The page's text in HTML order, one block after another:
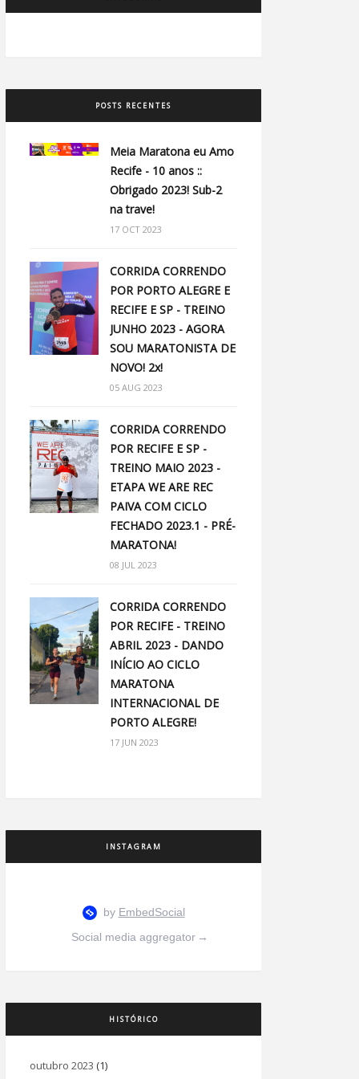
POSTS RECENTES
Meia Maratona eu Amo
Recife - 10 anos ::
Obrigado 2023! Sub-2
na trave!
17 OCT 2023
CORRIDA CORRENDO
POR PORTO ALEGRE E
RECIFE E SP - TREINO
JUNHO 2023 - AGORA
SOU MARATONISTA DE
NOVO! 2x!
05 AUG 2023
CORRIDA CORRENDO
POR RECIFE E SP -
TREINO MAIO 2023 -
ETAPA WE ARE REC
PAIVA COM CICLO
FECHADO 2023.1 - PRÉ-
MARATONA!
08 JUL 2023
CORRIDA CORRENDO
POR RECIFE - TREINO
ABRIL 2023 - DANDO
INÍCIO AO CICLO
MARATONA
INTERNACIONAL DE
PORTO ALEGRE!
17 JUN 2023
INSTAGRAM
Social media aggregator →
HISTÓRICO
outubro 2023 (1)